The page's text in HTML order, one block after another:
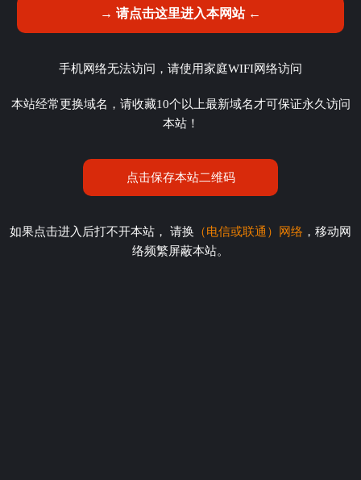
→ 请点击这里进入本网站 ←
手机网络无法访问，请使用家庭WIFI网络访问
本站经常更换域名，请收藏10个以上最新域名才可保证永久访问
本站！
点击保存本站二维码
如果点击进入后打不开本站， 请换 （电信或联通）网络 ，移动网
络频繁屏蔽本站。